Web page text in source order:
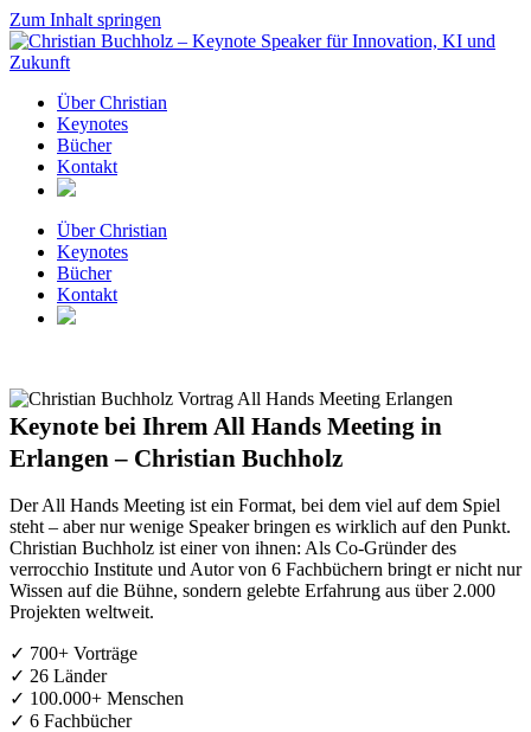
Zum Inhalt springen
Über Christian
Keynotes
Bücher
Kontakt
Über Christian
Keynotes
Bücher
Kontakt
Keynote bei Ihrem All Hands Meeting in
Erlangen – Christian Buchholz
Der All Hands Meeting ist ein Format, bei dem viel auf dem Spiel
steht – aber nur wenige Speaker bringen es wirklich auf den Punkt.
Christian Buchholz ist einer von ihnen: Als Co-Gründer des
verrocchio Institute und Autor von 6 Fachbüchern bringt er nicht nur
Wissen auf die Bühne, sondern gelebte Erfahrung aus über 2.000
Projekten weltweit.
✓ 700+ Vorträge
✓ 26 Länder
✓ 100.000+ Menschen
✓ 6 Fachbücher